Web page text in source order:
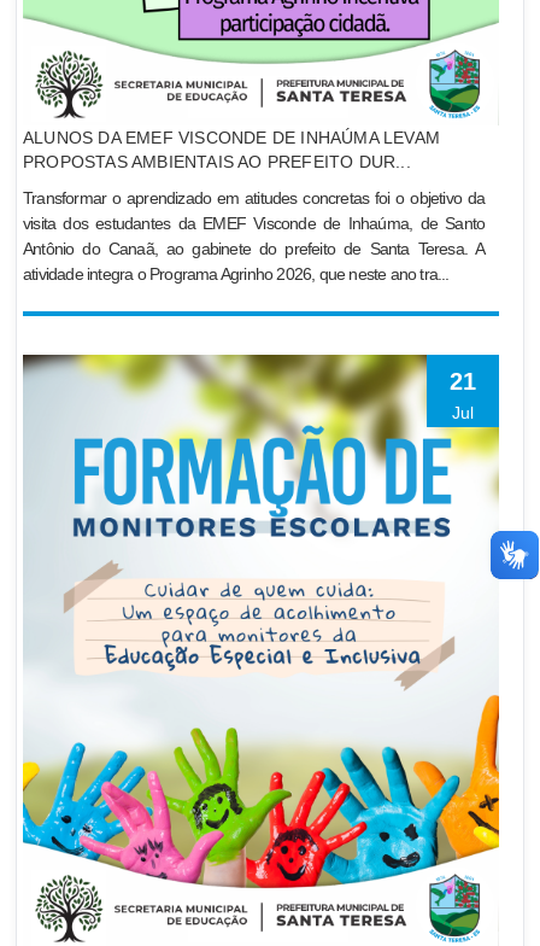
ALUNOS DA EMEF VISCONDE DE INHAÚMA LEVAM
PROPOSTAS AMBIENTAIS AO PREFEITO DUR...
Transformar o aprendizado em atitudes concretas foi o objetivo da
visita dos estudantes da EMEF Visconde de Inhaúma, de Santo
Antônio do Canaã, ao gabinete do prefeito de Santa Teresa. A
atividade integra o Programa Agrinho 2026, que neste ano tra...
21
Jul